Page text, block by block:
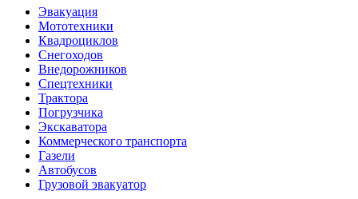
Эвакуация
Мототехники
Квадроциклов
Снегоходов
Внедорожников
Спецтехники
Трактора
Погрузчика
Экскаватора
Коммерческого транспорта
Газели
Автобусов
Грузовой эвакуатор